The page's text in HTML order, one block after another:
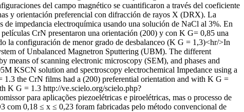
del campo magnético se cuantificaron a través del coeficiente
y orientación preferencial con difracción de rayos X (DRX). La
impedancia electroquímica usando una solución de NaCl al 3%. En
CrN presentaron una orientación (200) y con K G= 0,85 una
la configuración de menor grado de desbalanceo (K G = 1,3)<hr/>In
of Unbalanced Magnetron Sputtering (UBM). The different
of scanning electronic microscopy (SEM), and phases and
KSCN solution and spectroscopy electrochemical Impedance using a
the CrN films had a (200) preferential orientation and with K G =
K G = 1.3 http://ve.scielo.org/scielo.php?
para aplicações piezoelétricas e piroelétricas, mas o processo de
com 0,18 ≤ x ≤ 0,23 foram fabricadas pelo método convencional de